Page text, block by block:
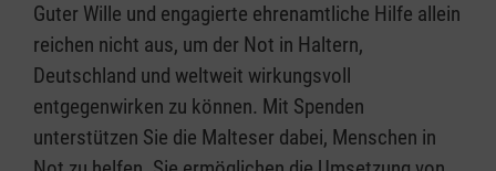
Guter Wille und engagierte ehrenamtliche Hilfe allein
reichen nicht aus, um der Not in Haltern,
Deutschland und weltweit wirkungsvoll
entgegenwirken zu können. Mit Spenden
unterstützen Sie die Malteser dabei, Menschen in